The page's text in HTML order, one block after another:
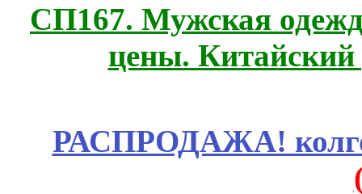
СП167. Мужская
цены.
РАСПРОДАЖА!